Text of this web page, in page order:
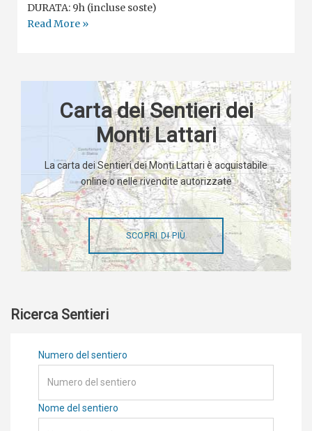
DURATA: 9h (incluse soste)
Read More »
Carta dei Sentieri dei
Monti Lattari
La carta dei Sentieri dei Monti Lattari è acquistabile
online o nelle rivendite autorizzate
SCOPRI DI PIÙ
Ricerca Sentieri
Numero del sentiero
Nome del sentiero